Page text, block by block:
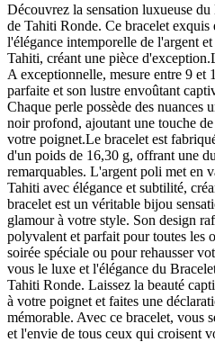
Découvrez la sensation luxueuse
de Tahiti Ronde. Ce bracelet exquis
l'élégance intemporelle de l'argent
Tahiti, créant une pièce
A exceptionnelle, mesure entre 9 et
parfaite et son lustre envoûtant
Chaque perle possède des nuances
noir profond, ajoutant une touche
votre poignet.Le bracelet est
d'un poids de 16,30 g, offrant une
remarquables. L'argent poli met en
Tahiti avec élégance et subtilité,
bracelet est un véritable bijou
glamour à votre style. Son design
polyvalent et parfait pour toutes les
soirée spéciale ou pour rehausser
vous le luxe et l'élégance du
Tahiti Ronde. Laissez la beauté
à votre poignet et faites une
mémorable. Avec ce bracelet, vous
et l'envie de tous ceux qui croisent